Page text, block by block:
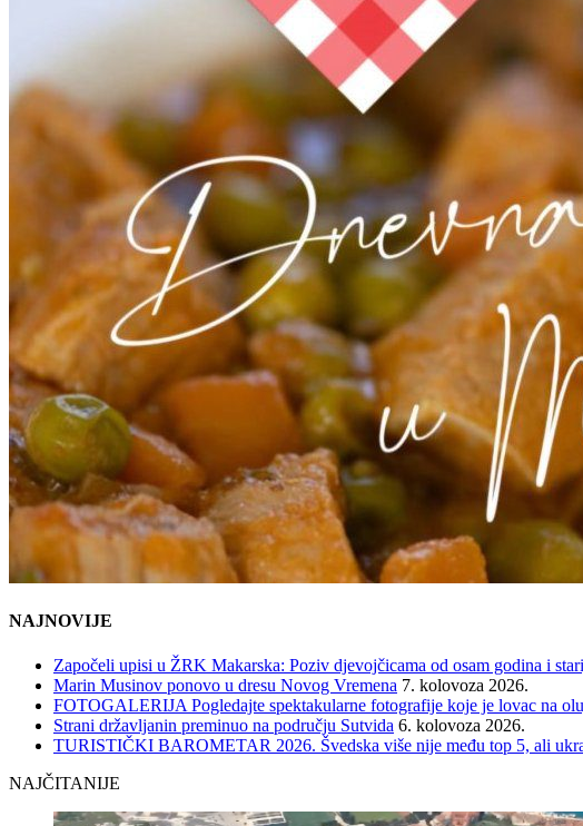
NAJNOVIJE
Započeli upisi u ŽRK Makarska: Poziv djevojčicama od osam godina i
Marin Musinov ponovo u dresu Novog Vremena 7. kolovoza 2026.
FOTOGALERIJA Pogledajte spektakularne fotografije koje je lovac na
Strani državljanin preminuo na području Sutvida 6. kolovoza 2026.
TURISTIČKI BAROMETAR 2026. Švedska više nije među top 5, ali
NAJČITANIJE